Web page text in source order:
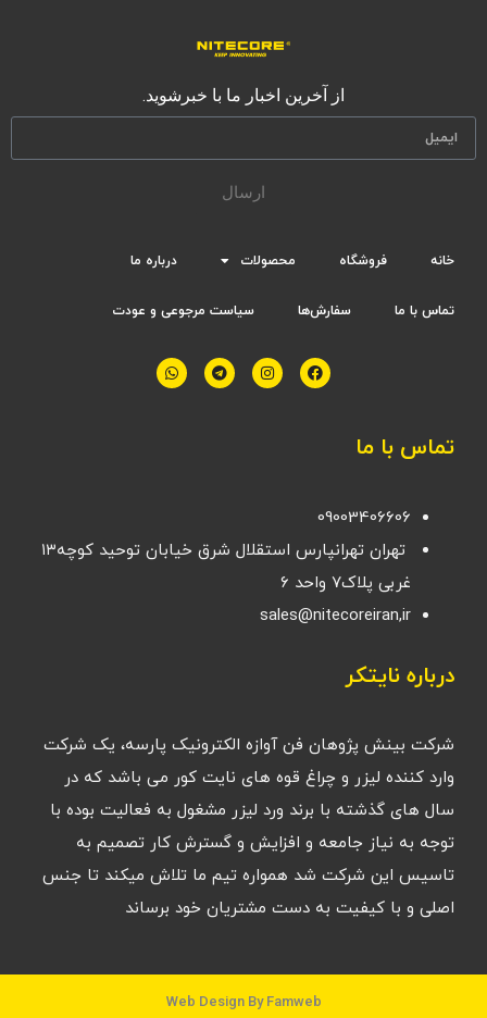
از آخرین اخبار ما با خبرشوید.
ارسال
خانه فروشگاه محصولات درباره ما
تماس با ما سفارش‌ها سیاست مرجوعی و عودت
تماس با ما
09003406606
تهران تهرانپارس استقلال شرق خیابان توحید کوچه۱۳
غربی پلاک۷ واحد ۶
sales@nitecoreiran,ir
درباره نایتکر
شرکت بینش پژوهان فن آوازه الکترونیک پارسه، یک شرکت
وارد کننده لیزر و چراغ قوه های نایت کور می باشد که در
سال های گذشته با برند ورد لیزر مشغول به فعالیت بوده با
توجه به نیاز جامعه و افزایش و گسترش کار تصمیم به
تاسیس این شرکت شد همواره تیم ما تلاش میکند تا جنس
اصلی و با کیفیت به دست مشتریان خود برساند
Web Design By Famweb